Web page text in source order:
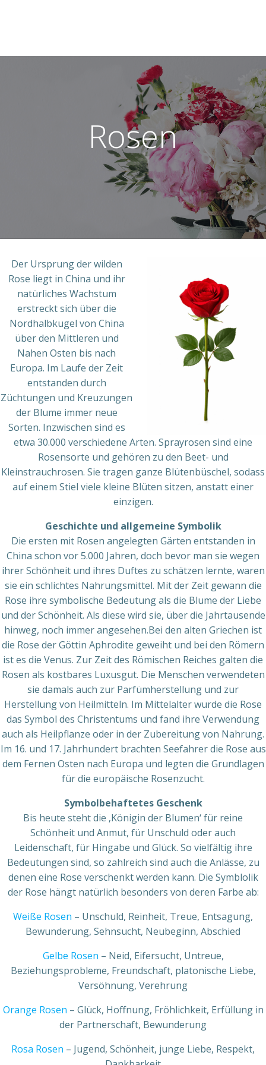
Rosen
Der Ursprung der wilden
Rose liegt in China und ihr
natürliches Wachstum
erstreckt sich über die
Nordhalbkugel von China
über den Mittleren und
Nahen Osten bis nach
Europa. Im Laufe der Zeit
entstanden durch
Züchtungen und Kreuzungen
der Blume immer neue
Sorten. Inzwischen sind es
etwa 30.000 verschiedene Arten. Sprayrosen sind eine
Rosensorte und gehören zu den Beet- und
Kleinstrauchrosen. Sie tragen ganze Blütenbüschel, sodass
auf einem Stiel viele kleine Blüten sitzen, anstatt einer
einzigen.
Geschichte und allgemeine Symbolik
Die ersten mit Rosen angelegten Gärten entstanden in
China schon vor 5.000 Jahren, doch bevor man sie wegen
ihrer Schönheit und ihres Duftes zu schätzen lernte, waren
sie ein schlichtes Nahrungsmittel. Mit der Zeit gewann die
Rose ihre symbolische Bedeutung als die Blume der Liebe
und der Schönheit. Als diese wird sie, über die Jahrtausende
hinweg, noch immer angesehen.Bei den alten Griechen ist
die Rose der Göttin Aphrodite geweiht und bei den Römern
ist es die Venus. Zur Zeit des Römischen Reiches galten die
Rosen als kostbares Luxusgut. Die Menschen verwendeten
sie damals auch zur Parfümherstellung und zur
Herstellung von Heilmitteln. Im Mittelalter wurde die Rose
das Symbol des Christentums und fand ihre Verwendung
auch als Heilpflanze oder in der Zubereitung von Nahrung.
Im 16. und 17. Jahrhundert brachten Seefahrer die Rose aus
dem Fernen Osten nach Europa und legten die Grundlagen
für die europäische Rosenzucht.
Symbolbehaftetes Geschenk
Bis heute steht die ‚Königin der Blumen‘ für reine
Schönheit und Anmut, für Unschuld oder auch
Leidenschaft, für Hingabe und Glück. So vielfältig ihre
Bedeutungen sind, so zahlreich sind auch die Anlässe, zu
denen eine Rose verschenkt werden kann. Die Symblolik
der Rose hängt natürlich besonders von deren Farbe ab:
Weiße Rosen – Unschuld, Reinheit, Treue, Entsagung,
Bewunderung, Sehnsucht, Neubeginn, Abschied
Gelbe Rosen – Neid, Eifersucht, Untreue,
Beziehungsprobleme, Freundschaft, platonische Liebe,
Versöhnung, Verehrung
Orange Rosen – Glück, Hoffnung, Fröhlichkeit, Erfüllung in
der Partnerschaft, Bewunderung
Rosa Rosen – Jugend, Schönheit, junge Liebe, Respekt,